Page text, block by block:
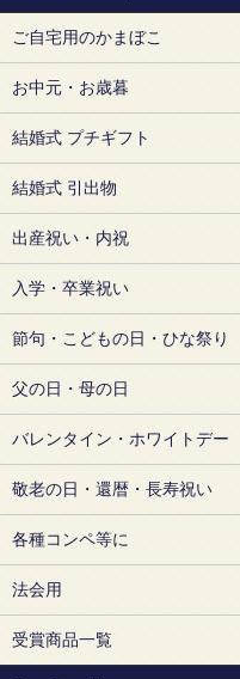
ご自宅用のかまぼこ
お中元・お歳暮
結婚式 プチギフト
結婚式 引出物
出産祝い・内祝
入学・卒業祝い
節句・こどもの日・ひな祭り
父の日・母の日
バレンタイン・ホワイトデー
敬老の日・還暦・長寿祝い
各種コンペ等に
法会用
受賞商品一覧